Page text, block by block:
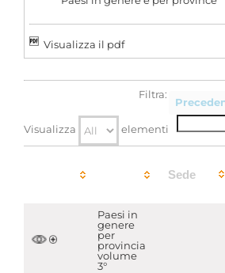
Visualizza il pdf
Visualizza elementi
Filtra:
Sede
Paesi in
genere
per
provincia
volume
3°